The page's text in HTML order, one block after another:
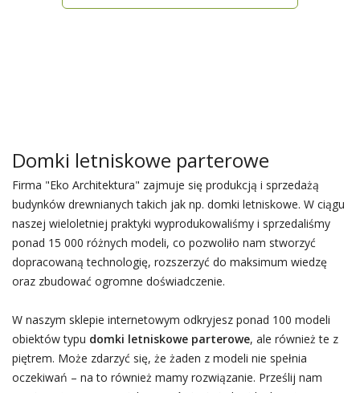
Domki letniskowe parterowe
Firma "Eko Architektura" zajmuje się produkcją i sprzedażą
budynków drewnianych takich jak np. domki letniskowe. W ciągu
naszej wieloletniej praktyki wyprodukowaliśmy i sprzedaliśmy
ponad 15 000 różnych modeli, co pozwoliło nam stworzyć
dopracowaną technologię, rozszerzyć do maksimum wiedzę
oraz zbudować ogromne doświadczenie.
W naszym sklepie internetowym odkryjesz ponad 100 modeli
obiektów typu domki letniskowe parterowe, ale również te z
piętrem. Może zdarzyć się, że żaden z modeli nie spełnia
oczekiwań – na to również mamy rozwiązanie. Prześlij nam